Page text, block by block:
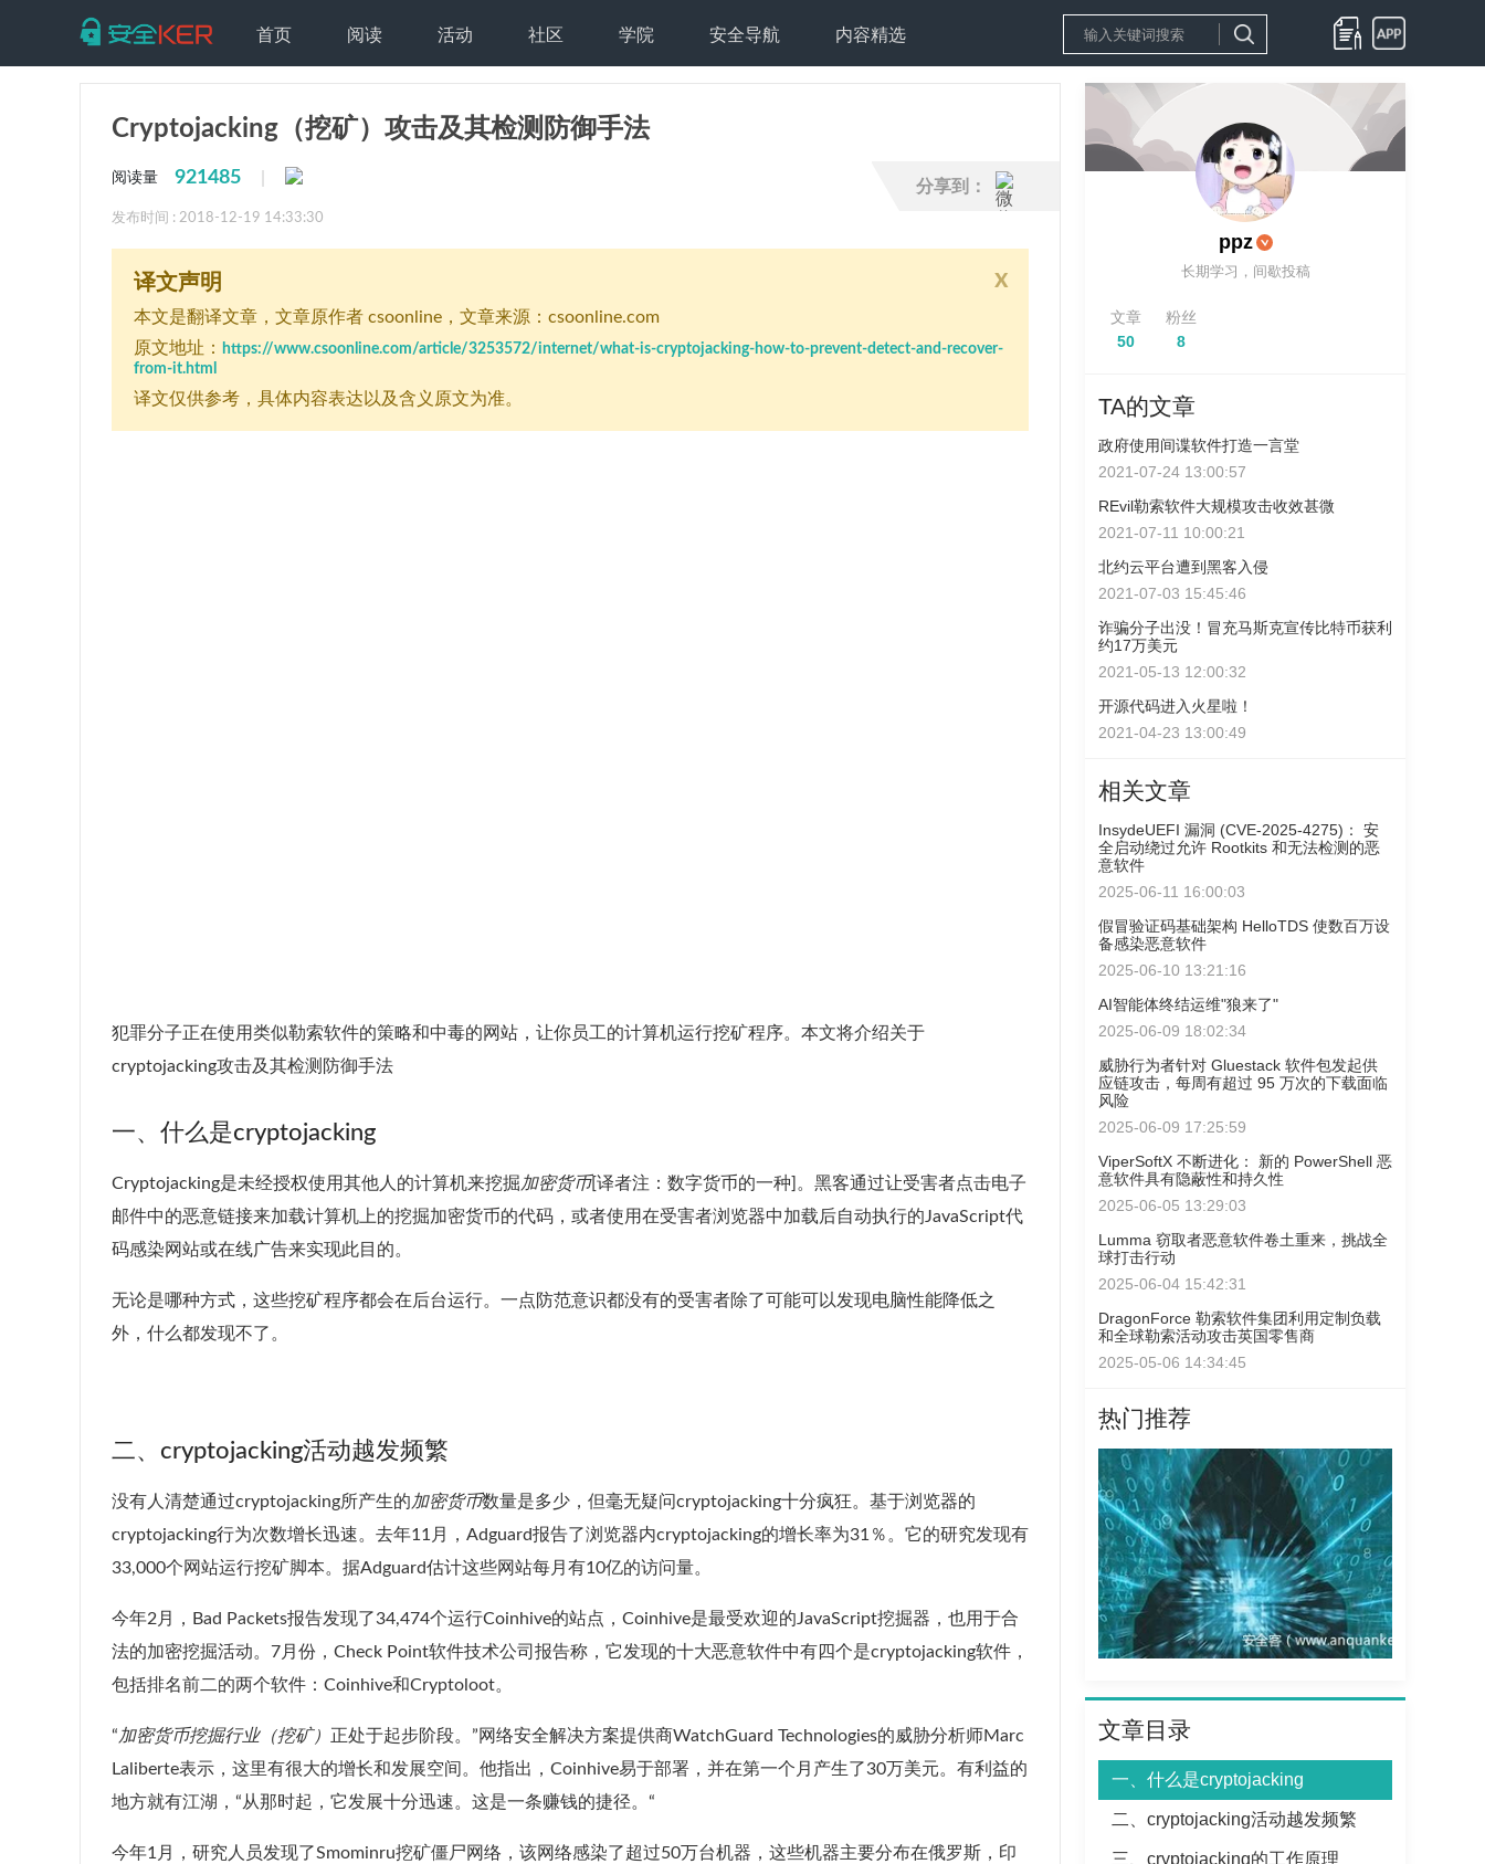
首页 阅读 活动 社区 学院 安全导航 内容精选
Cryptojacking（挖矿）攻击及其检测防御手法
阅读量 921485
发布时间 : 2018-12-19 14:33:30
x
译文声明
本文是翻译文章 ，文章原作者 csoonline ，文章来源：csoonline.com
原文地址：
https://www.csoonline.com/article/3253572/internet/what-is-cryptojacking-how-to-prevent-detect-and-recover-
from-it.html
译文仅供参考，具体内容表达以及含义原文为准。
犯罪分子正在使用类似勒索软件的策略和中毒的网站，让你员工的计算机运行挖矿程序。本文将介绍关于
cryptojacking攻击及其检测防御手法
一、什么是cryptojacking
Cryptojacking是未经授权使用其他人的计算机来挖掘加密货币[译者注：数字货币的一种]。黑客通过让受害者点击电子
邮件中的恶意链接来加载计算机上的挖掘加密货币的代码，或者使用在受害者浏览器中加载后自动执行的JavaScript代
码感染网站或在线广告来实现此目的。
无论是哪种方式，这些挖矿程序都会在后台运行。一点防范意识都没有的受害者除了可能可以发现电脑性能降低之
外，什么都发现不了。
二、cryptojacking活动越发频繁
没有人清楚通过cryptojacking所产生的加密货币数量是多少，但毫无疑问cryptojacking十分疯狂。基于浏览器的
cryptojacking行为次数增长迅速。去年11月，Adguard报告了浏览器内cryptojacking的增长率为31％。它的研究发现有
33,000个网站运行挖矿脚本。据Adguard估计这些网站每月有10亿的访问量。
今年2月，Bad Packets报告发现了34,474个运行Coinhive的站点，Coinhive是最受欢迎的JavaScript挖掘器，也用于合
法的加密挖掘活动。7月份，Check Point软件技术公司报告称，它发现的十大恶意软件中有四个是cryptojacking软件，
包括排名前二的两个软件：Coinhive和Cryptoloot。
“加密货币挖掘行业（挖矿）
正处于起步阶段。”网络安全解决方案提供商WatchGuard Technologies的威胁分析师Marc
Laliberte表示，这里有很大的增长和发展空间。他指出，Coinhive易于部署，并在第一个月产生了30万美元。有利益的
地方就有江湖，“从那时起，它发展十分迅速。这是一条赚钱的捷径。“
今年1月，研究人员发现了Smominru挖矿僵尸网络，该网络感染了超过50万台机器，这些机器主要分布在俄罗斯，印
分享到：
ppz
长期学习，间歇投稿
文章
50
粉丝
8
TA的文章
政府使用间谍软件打造一言堂
2021-07-24 13:00:57
REvil勒索软件大规模攻击收效甚微
2021-07-11 10:00:21
北约云平台遭到黑客入侵
2021-07-03 15:45:46
诈骗分子出没！冒充马斯克宣传比特币获利
约17万美元
2021-05-13 12:00:32
开源代码进入火星啦！
2021-04-23 13:00:49
相关文章
InsydeUEFI 漏洞 (CVE-2025-4275)： 安
全启动绕过允许 Rootkits 和无法检测的恶
意软件
2025-06-11 16:00:03
假冒验证码基础架构 HelloTDS 使数百万设
备感染恶意软件
2025-06-10 13:21:16
AI智能体终结运维"狼来了"
2025-06-09 18:02:34
威胁行为者针对 Gluestack 软件包发起供
应链攻击，每周有超过 95 万次的下载面临
风险
2025-06-09 17:25:59
ViperSoftX 不断进化： 新的 PowerShell 恶
意软件具有隐蔽性和持久性
2025-06-05 13:29:03
Lumma 窃取者恶意软件卷土重来，挑战全
球打击行动
2025-06-04 15:42:31
DragonForce 勒索软件集团利用定制负载
和全球勒索活动攻击英国零售商
2025-05-06 14:34:45
热门推荐
文章目录
一、什么是cryptojacking
二、cryptojacking活动越发频繁
三、cryptojacking的工作原理